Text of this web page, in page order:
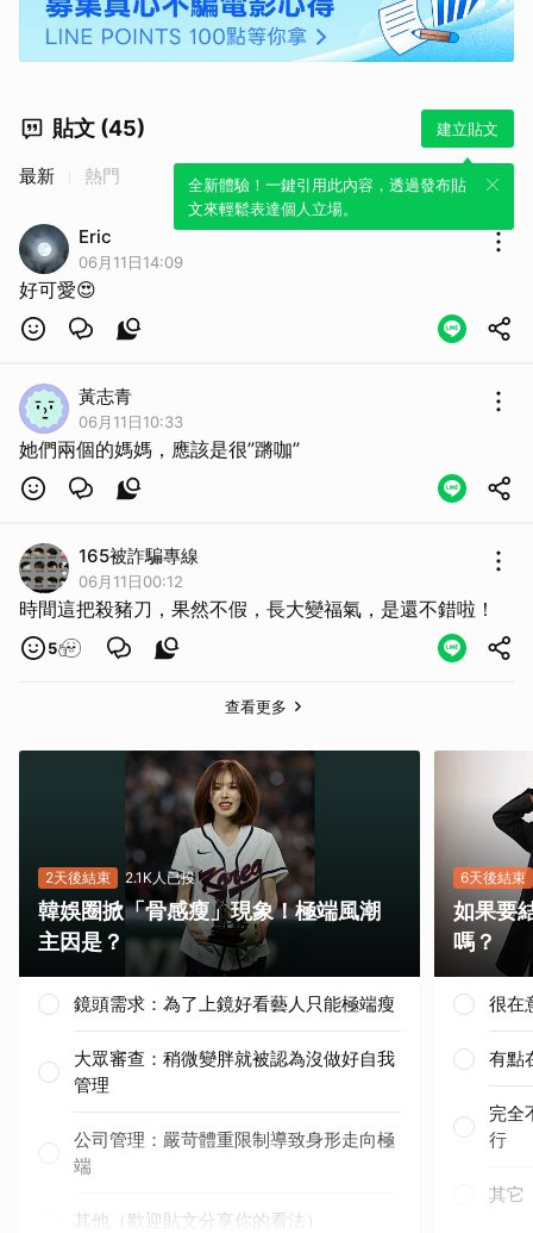
貼文 (45) 建立貼文
全新體驗！一鍵引用此內容，透過發布貼
文來輕鬆表達個人立場。
最新 熱門
Eric
06月11日14:09
好可愛😍
黃志青
06月11日10:33
她們兩個的媽媽，應該是很”蹡咖”
165被詐騙專線
06月11日00:12
時間這把殺豬刀，果然不假，長大變福氣，是還不錯啦！
5
查看更多
2天後結束 2.1K人已投
韓娛圈掀「骨感瘦」現象！極端風潮
主因是？
鏡頭需求：為了上鏡好看藝人只能極端瘦
大眾審查：稍微變胖就被認為沒做好自我
管理
公司管理：嚴苛體重限制導致身形走向極
端
其他（歡迎貼文分享你的看法）
6天後結束
如果要
嗎？
很在
有點
完全
行
其它